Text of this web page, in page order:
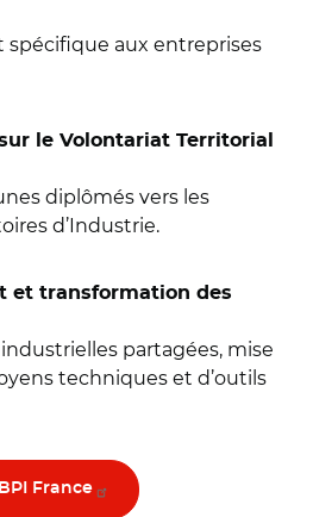
aux entreprises
le Volontariat Territorial
diplômés vers les
d’Industrie.
et transformation des
partagées, mise
techniques et d’outils
France